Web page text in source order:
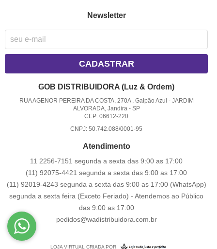
Newsletter
CADASTRAR
GOB DISTRIBUIDORA (Luz & Ordem)
RUA AGENOR PEREIRA DA COSTA, 270A , Galpão Azul - JARDIM
ALVORADA, Jandira - SP
CEP: 06612-220
CNPJ: 50.742.088/0001-95
Atendimento
11 2256-7151 segunda a sexta das 9:00 as 17:00
(11) 92075-4421 segunda a sexta das 9:00 as 17:00
(11) 92019-4243 segunda a sexta das 9:00 as 17:00 (WhatsApp)
segunda a sexta feira (Exceto Feriado) - Atendemos ao Público
das 9:00 as 17:00
pedidos@wadistribuidora.com.br
LOJA VIRTUAL CRIADA POR